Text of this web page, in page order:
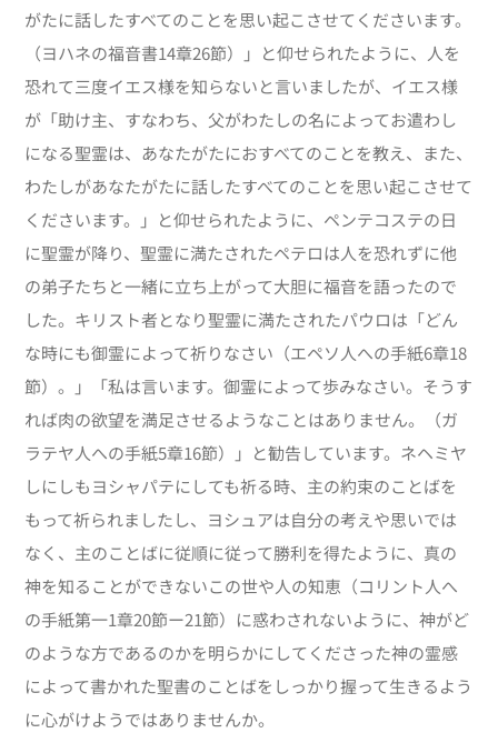
がたに話したすべてのことを思い起こさせてくださいます。
（ヨハネの福音書14章26節）」と仰せられたように、人を
恐れて三度イエス様を知らないと言いましたが、イエス様
が「助け主、すなわち、父がわたしの名によってお遣わし
になる聖霊は、あなたがたにおすべてのことを教え、また、
わたしがあなたがたに話したすべてのことを思い起こさせて
くださいます。」と仰せられたように、ペンテコステの日
に聖霊が降り、聖霊に満たされたペテロは人を恐れずに他
の弟子たちと一緒に立ち上がって大胆に福音を語ったので
した。キリスト者となり聖霊に満たされたパウロは「どん
な時にも御霊によって祈りなさい（エペソ人への手紙6章18
節）。」「私は言います。御霊によって歩みなさい。そうす
れば肉の欲望を満足させるようなことはありません。（ガ
ラテヤ人への手紙5章16節）」と勧告しています。ネヘミヤ
しにしもヨシャパテにしても祈る時、主の約束のことばを
もって祈られましたし、ヨシュアは自分の考えや思いでは
なく、主のことばに従順に従って勝利を得たように、真の
神を知ることができないこの世や人の知恵（コリント人へ
の手紙第一1章20節ー21節）に惑わされないように、神がど
のような方であるのかを明らかにしてくださった神の霊感
によって書かれた聖書のことばをしっかり握って生きるよう
に心がけようではありませんか。